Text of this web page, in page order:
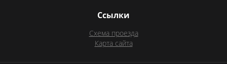
Ссылки
Схема проезда
Карта сайта